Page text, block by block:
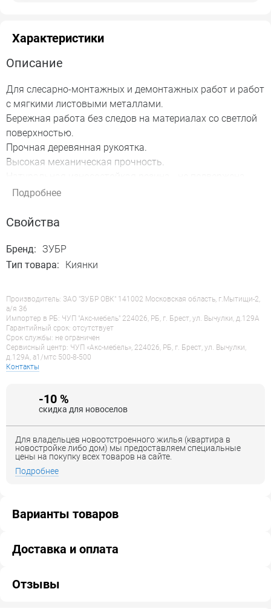
Характеристики
Описание
Для слесарно-монтажных и демонтажных работ и работ
с мягкими листовыми металлами.
Бережная работа без следов на материалах со светлой
поверхностью.
Прочная деревянная рукоятка.
Высокая механическая прочность.
раскалыванию, выкрашиванию, растрескиванию.
штифтом.
Масса головы: 450;
Материал рукоятки: дерево;
Подробнее
Свойства
Бренд: ЗУБР
Тип товара:
Киянки
Производитель: ЗАО "ЗУБР ОВК" 141002 Московская область, г.Мытищи-2,
а/я 36
Импортер в РБ: ЧУП "Акс-мебель" 224026, РБ, г. Брест, ул. Вычулки, д.129А
Гарантийный срок: отсутствует
Срок службы: не ограничен
Сервисный центр: ЧУП «Акс-мебель», 224026, РБ, г. Брест, ул. Вычулки,
д.129А, a1/мтс 500-8-500
Контакты
-10 %
скидка для новоселов
Для владельцев новоотстроенного жилья (квартира в
новостройке либо дом) мы предоставляем специальные
цены на покупку всех товаров на сайте.
Подробнее
Варианты товаров
Доставка и оплата
Отзывы